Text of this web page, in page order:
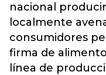
nacional
localmente
consumidores
firma de
línea de